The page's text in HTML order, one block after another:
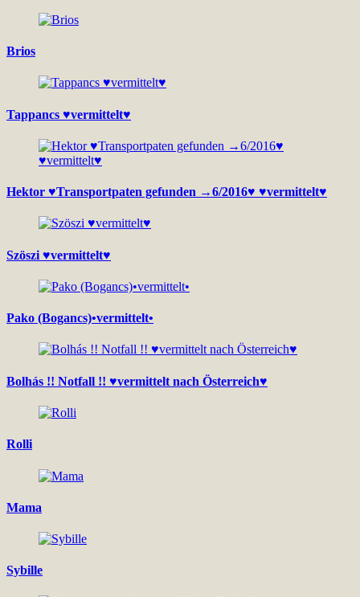
Brios
Tappancs ♥vermittelt♥
Hektor ♥Transportpaten gefunden →6/2016♥ ♥vermittelt♥
Szöszi ♥vermittelt♥
Pako (Bogancs)•vermittelt•
Bolhás !! Notfall !! ♥vermittelt nach Österreich♥
Rolli
Mama
Sybille